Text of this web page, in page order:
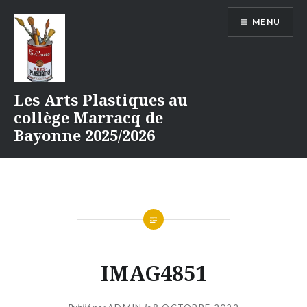
contenu
Les Arts Plastiques au
collège Marracq de
Bayonne 2025/2026
MENU
IMAG4851